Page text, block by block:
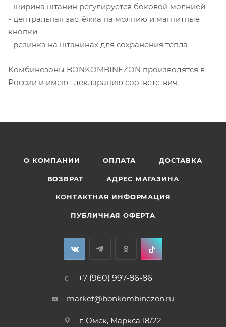
- ширина штанин регулируется боковой молнией
- центральная застёжка на молнию и магнитные
кнопки
- резинка на штанинах для сохранения тепла
Комбинезоны BONKOMBINEZON производятся в
России и имеют декларацию соответствия.
О КОМПАНИИ ОПЛАТА ДОСТАВКА
ВОЗВРАТ АДРЕС МАГАЗИНА
КОНТАКТНАЯ ИНФОРМАЦИЯ
ПУБЛИЧНАЯ ОФЕРТА
+7 (960) 997-86-86
market@bonkombinezon.ru
г. Омск, Маркса 18/22